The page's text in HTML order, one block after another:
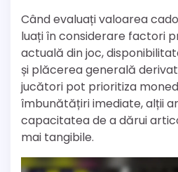
Când evaluați valoarea
luați în considerare factori
actuală din joc,
și plăcerea generală
jucători pot prioritiza
îmbunătățiri imediate, alții
capacitatea de a dărui
mai tangibile.